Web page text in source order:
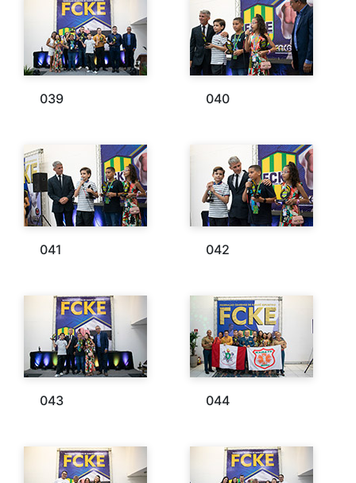
039 040
041 042
043 044